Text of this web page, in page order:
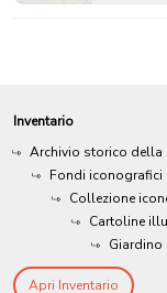
Inventario
Archivio storico della
Fondi iconografici
Collezione
Cartoline
Apri Inventario